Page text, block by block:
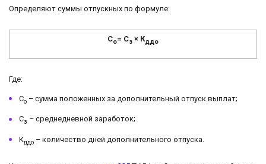
Определяют суммы отпускных по формуле:
Со= Сз × Кддо
Где:
Со – сумма положенных за дополнительный отпуск выплат;
Сз – среднедневной заработок;
Кддо – количество дней дополнительного отпуска.